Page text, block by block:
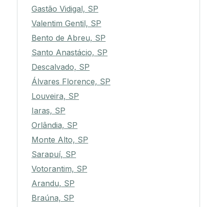
Gastão Vidigal, SP
Valentim Gentil, SP
Bento de Abreu, SP
Santo Anastácio, SP
Descalvado, SP
Álvares Florence, SP
Louveira, SP
Iaras, SP
Orlândia, SP
Monte Alto, SP
Sarapuí, SP
Votorantim, SP
Arandu, SP
Braúna, SP